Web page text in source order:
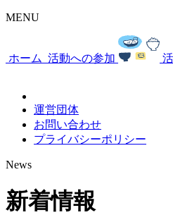
MENU
ホーム 活動への参加
運営団体
お問い合わせ
プライバシーポリシー
News
新着情報